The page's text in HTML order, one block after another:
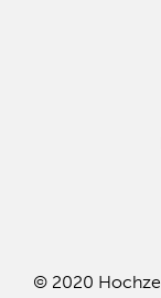
© 2020